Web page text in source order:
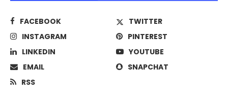
FACEBOOK
TWITTER
INSTAGRAM
PINTEREST
LINKEDIN
YOUTUBE
EMAIL
SNAPCHAT
RSS